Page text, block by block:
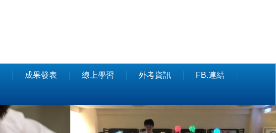
成果發表 線上學習 外考資訊 FB.連結